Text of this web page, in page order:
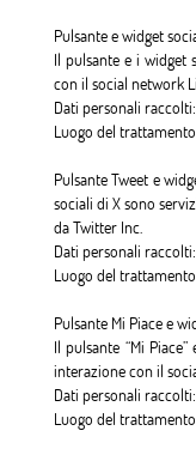
Pulsante e widget
Il pulsante e i widget
con il social network
Dati personali
Luogo del
Pulsante Tweet e
sociali di X sono
da Twitter Inc.
Dati personali
Luogo del
Pulsante Mi Piace e
Il pulsante “Mi
interazione con il
Dati personali
Luogo del